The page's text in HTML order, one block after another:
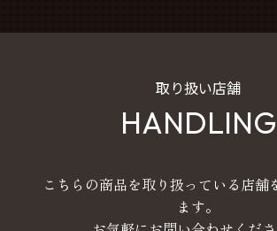
取り扱い店舗
HANDLING
こちらの商品を取り扱っている店舗
ます。